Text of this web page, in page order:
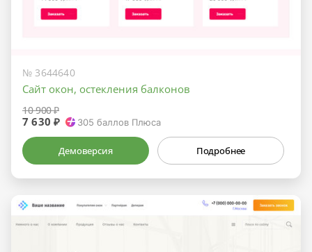
№ 3644640
Сайт окон, остекления балконов
10 900 ₽
7 630 ₽ 305 баллов Плюса
Демоверсия Подробнее